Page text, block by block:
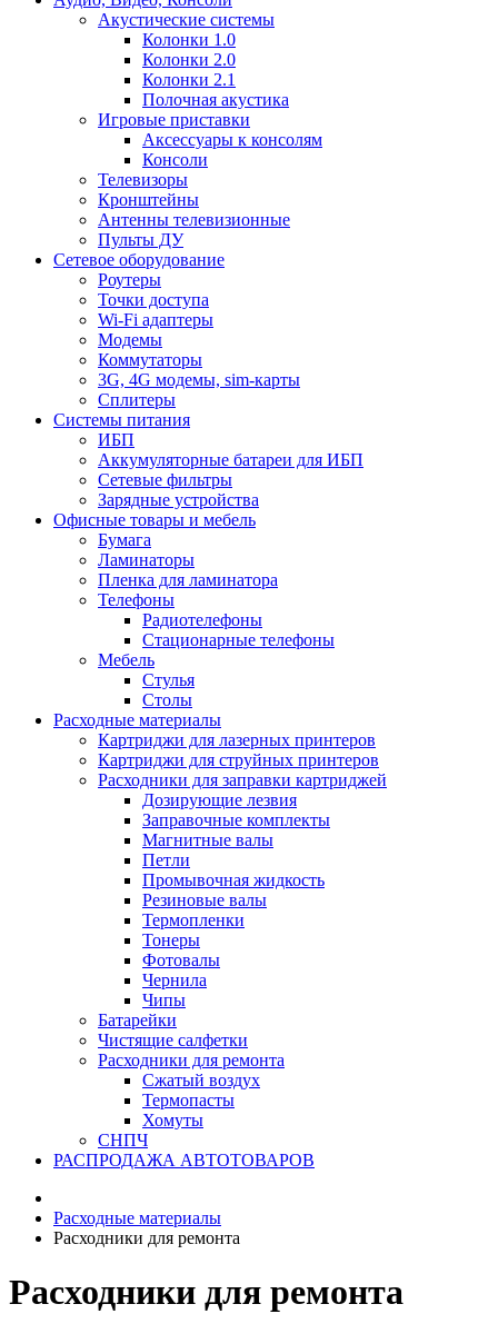
Акустические системы
Колонки 1.0
Колонки 2.0
Колонки 2.1
Полочная акустика
Игровые приставки
Аксессуары к консолям
Консоли
Телевизоры
Кронштейны
Антенны телевизионные
Пульты ДУ
Сетевое оборудование
Роутеры
Точки доступа
Wi-Fi адаптеры
Модемы
Коммутаторы
3G, 4G модемы, sim-карты
Сплитеры
Системы питания
ИБП
Аккумуляторные батареи для ИБП
Сетевые фильтры
Зарядные устройства
Офисные товары и мебель
Бумага
Ламинаторы
Пленка для ламинатора
Телефоны
Радиотелефоны
Стационарные телефоны
Мебель
Стулья
Столы
Расходные материалы
Картриджи для лазерных принтеров
Картриджи для струйных принтеров
Расходники для заправки картриджей
Дозирующие лезвия
Заправочные комплекты
Магнитные валы
Петли
Промывочная жидкость
Резиновые валы
Термопленки
Тонеры
Фотовалы
Чернила
Чипы
Батарейки
Чистящие салфетки
Расходники для ремонта
Сжатый воздух
Термопасты
Хомуты
СНПЧ
РАСПРОДАЖА АВТОТОВАРОВ
Расходные материалы
Расходники для ремонта
Расходники для ремонта